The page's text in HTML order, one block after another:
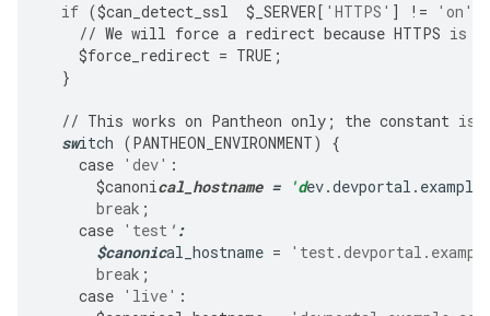
if ($can_detect_ssl $ _SERVER [ 'HTTPS' ] != 'on'
// We will force a redirect because HTTPS is
$force_redirect = TRUE ;
}
// This works on Pantheon only ; the constant is
switch (PANTHEON_ENVIRONMENT)
{
case 'dev' :
$canonical_hostname = 'd
break ;
case 'test ' :
$canonical_hostname =
break ;
case 'live' :